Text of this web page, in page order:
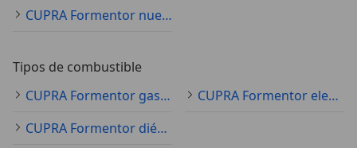
CUPRA Formentor nuevo
Tipos de combustible
CUPRA Formentor gasolina
CUPRA Formentor electro/gasolina
CUPRA Formentor diésel